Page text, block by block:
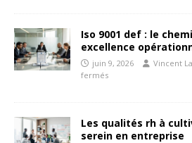
Iso 9001 def : le
excellence
juin 9, 2026 Vincent
fermés
Les qualités rh à
serein en entreprise